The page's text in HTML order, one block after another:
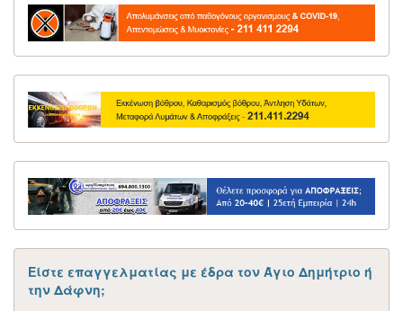
Είστε επαγγελματίας με έδρα τον Άγιο Δημήτριο ή
την Δάφνη;